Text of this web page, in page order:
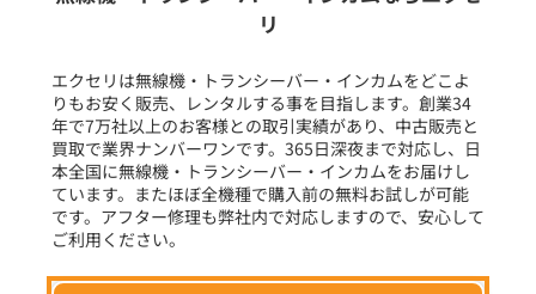
フリーワード入力(製品名等)
選択条件をリセット
リ
エクセリは無線機・トランシーバー・インカムをどこよ
りもお安く販売、レンタルする事を目指します。創業34
年で7万社以上のお客様との取引実績があり、中古販売と
買取で業界ナンバーワンです。365日深夜まで対応し、日
本全国に無線機・トランシーバー・インカムをお届けし
ています。またほぼ全機種で購入前の無料お試しが可能
です。アフター修理も弊社内で対応しますので、安心して
ご利用ください。